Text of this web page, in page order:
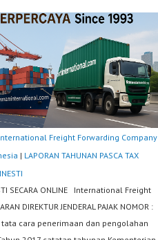
Freight Forwarding Company
| LAPORAN TAHUNAN PASCA TAX
SECARA ONLINE International Freight
DIREKTUR JENDERAL PAJAK NOMOR :
cara penerimaan dan pengolahan